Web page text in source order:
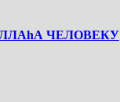
ЧЕЛОВЕКУ